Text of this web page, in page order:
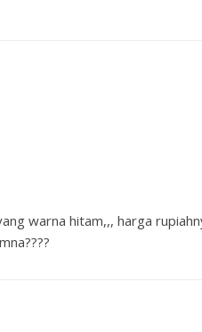
warna hitam,,, harga